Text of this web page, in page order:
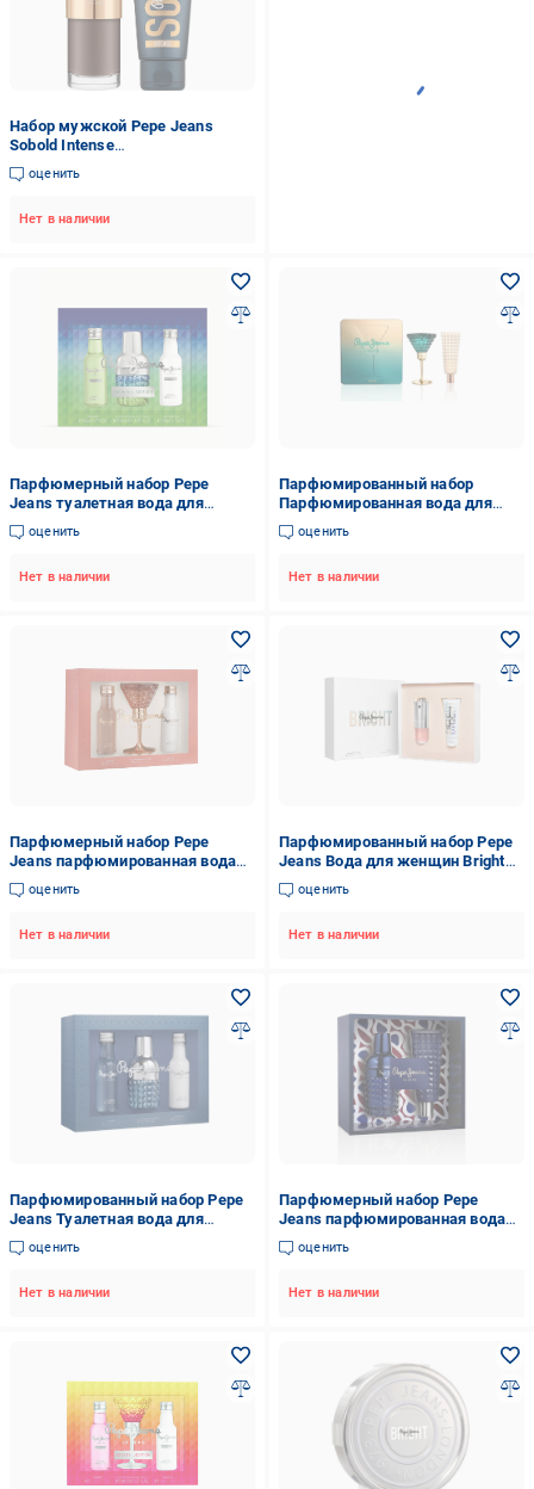
Набор мужской Pepe Jeans
Sobold Intense
парфюмированная вода 100 мл/
гель для душа 100 мл (63593)
оценить
Нет в наличии
Парфюмерный набор Pepe
Jeans туалетная вода для
мужчин Cocktail Edition 30 мл/
гель для душа 50 мл/средство
оценить
Нет в наличии
Парфюмированный набор
Парфюмированная вода для
женщин Celebrate 80 мл/Лосьон
для тела Pepe Jeans 80 мл
оценить
Нет в наличии
Парфюмерный набор Pepe
Jeans парфюмированная вода
для женщин 30 мл/лосьон для
тела 50 мл/гель для душа 50 мл
оценить
Нет в наличии
Парфюмированный набор Pepe
Jeans Вода для женщин Bright
80 мл/Лосьон для тела 100 мл
(PPJ062)
оценить
Нет в наличии
Парфюмированный набор Pepe
Jeans Туалетная вода для
мужчин 30 мл/Гель для душа 50
мл/Средство после бритья 50
оценить
Нет в наличии
Парфюмерный набор Pepe
Jeans парфюмированная вода
для мужчин London Calling 100
мл/гель для душа 80 мл
оценить
Нет в наличии